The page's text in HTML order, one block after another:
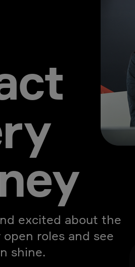
excited about the
roles and see
shine.